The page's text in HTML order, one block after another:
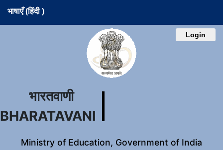
भाषाएँ (हिंदी )
Login
भारतवाणी
BHARATAVANI
Ministry of Education, Government of India